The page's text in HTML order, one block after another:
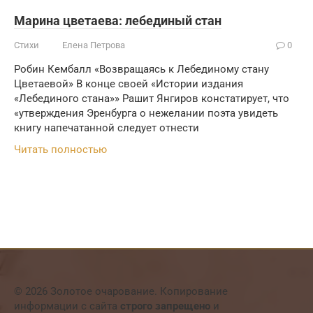
Марина цветаева: лебединый стан
Стихи Елена Петрова 0
Робин Кембалл «Возвращаясь к Лебединому стану
Цветаевой» В конце своей «Истории издания
«Лебединого стана»» Рашит Янгиров констатирует, что
«утверждения Эренбурга о нежелании поэта увидеть
книгу напечатанной следует отнести
Читать полностью
© 2026 Золотое очарование. Копирование
информации с сайта строго запрещено и